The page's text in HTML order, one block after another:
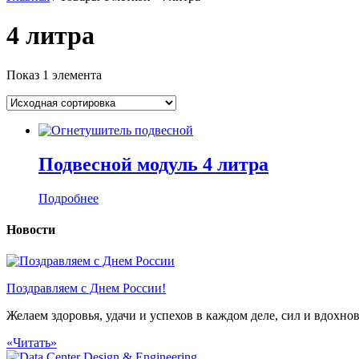
4 литра
Показ 1 элемента
Подвесной модуль 4 литра
Подробнее
Новости
Поздравляем с Днем России!
Желаем здоровья, удачи и успехов в каждом деле, сил и
«Читать»